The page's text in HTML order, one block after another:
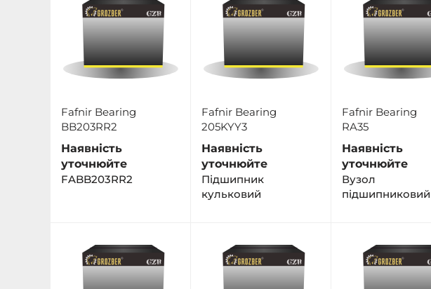
Fafnir Bearing
BB203RR2
Наявність
уточнюйте
FABB203RR2
Fafnir Bearing
205KYY3
Наявність
уточнюйте
Пiдшипник
кульковий
Fafnir Bearing
RA35
Наявність
уточнюйте
Вузол
підшипниковий